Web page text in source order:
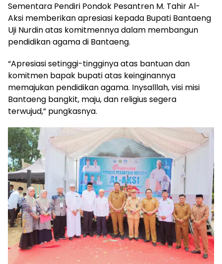
Sementara Pendiri Pondok Pesantren M. Tahir Al-
Aksi memberikan apresiasi kepada Bupati Bantaeng
Uji Nurdin atas komitmennya dalam membangun
pendidikan agama di Bantaeng.
“Apresiasi setinggi-tingginya atas bantuan dan
komitmen bapak bupati atas keinginannya
memajukan pendidikan agama. Inysalllah, visi misi
Bantaeng bangkit, maju, dan religius segera
terwujud,” pungkasnya.